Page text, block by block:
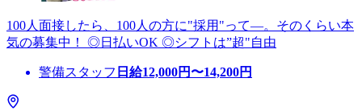
100人面接したら、100人の方に"採用"って―。そのくらい本
気の募集中！ ◎日払いOK ◎シフトは”超"自由
警備スタッフ 日給12,000円〜14,200円